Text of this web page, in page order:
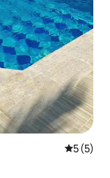
平均评分
5 (5)